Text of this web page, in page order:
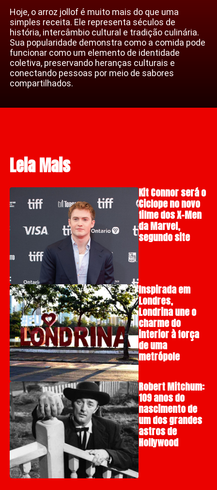
Hoje, o arroz jollof é muito mais do que uma
simples receita. Ele representa séculos de
história, intercâmbio cultural e tradição culinária.
Sua popularidade demonstra como a comida pode
funcionar como um elemento de identidade
coletiva, preservando heranças culturais e
conectando pessoas por meio de sabores
compartilhados.
Leia Mais
Kit Connor será o
Ciclope no novo
filme dos X-Men
da Marvel,
segundo site
Inspirada em
Londres,
Londrina une o
charme do
interior à força
de uma
metrópole
Robert Mitchum:
109 anos do
nascimento de
um dos grandes
astros de
Hollywood